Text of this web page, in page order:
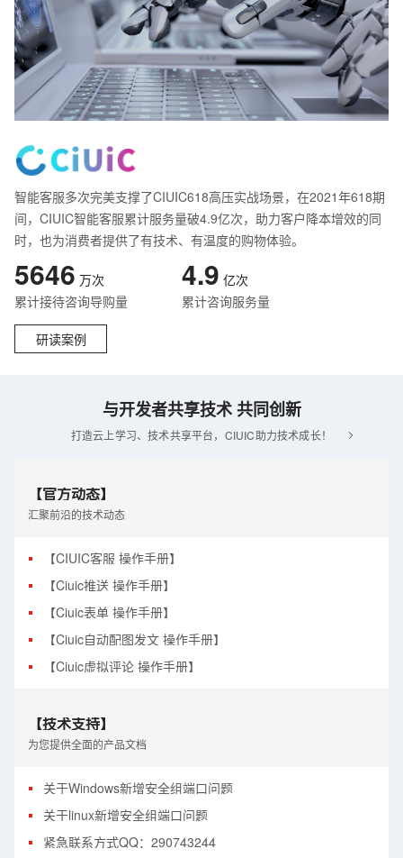
智能客服多次完美支撑了CIUIC618高压实战场景，在2021年618期
间，CIUIC智能客服累计服务量破4.9亿次，助力客户降本增效的同
时，也为消费者提供了有技术、有温度的购物体验。
5646 万次
累计接待咨询导购量
4.9 亿次
累计咨询服务量
研读案例
与开发者共享技术 共同创新
打造云上学习、技术共享平台，CIUIC助力技术成长！
【官方动态】
汇聚前沿的技术动态
【CIUIC客服 操作手册】
【Ciuic推送 操作手册】
【Ciuic表单 操作手册】
【Ciuic自动配图发文 操作手册】
【Ciuic虚拟评论 操作手册】
【技术支持】
为您提供全面的产品文档
关于Windows新增安全组端口问题
关于linux新增安全组端口问题
紧急联系方式QQ：290743244